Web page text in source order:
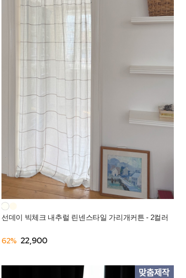
선데이 빅체크 내추럴 린넨스타일 가리개커튼 - 2컬러
62% 22,900